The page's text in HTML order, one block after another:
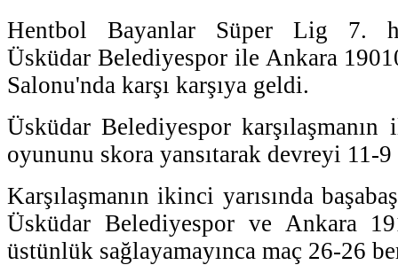
Hentbol Bayanlar Süper Lig 7.
Üsküdar Belediyespor ile Ankara
Salonu'nda karşı karşıya geldi.
Üsküdar Belediyespor karşılaşmanın
oyununu skora yansıtarak devreyi 11-9
Karşılaşmanın ikinci yarısında
Üsküdar Belediyespor ve Ankara
üstünlük sağlayamayınca maç 26-26